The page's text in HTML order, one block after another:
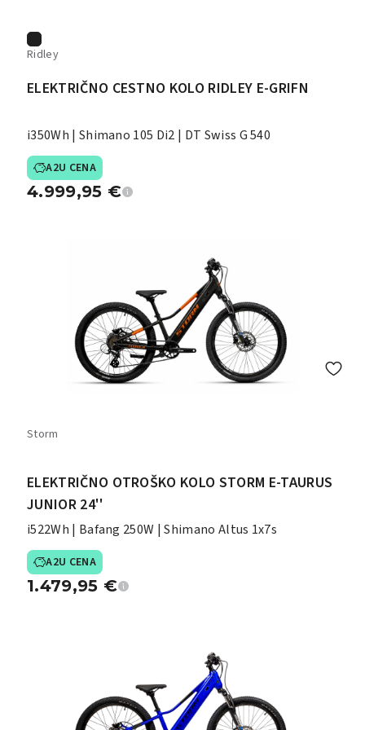
Ridley
ELEKTRIČNO CESTNO KOLO RIDLEY E-GRIFN
i350Wh | Shimano 105 Di2 | DT Swiss G 540
A2U CENA
4.999,95 €
Storm
ELEKTRIČNO OTROŠKO KOLO STORM E-TAURUS
JUNIOR 24''
i522Wh | Bafang 250W | Shimano Altus 1x7s
A2U CENA
1.479,95 €